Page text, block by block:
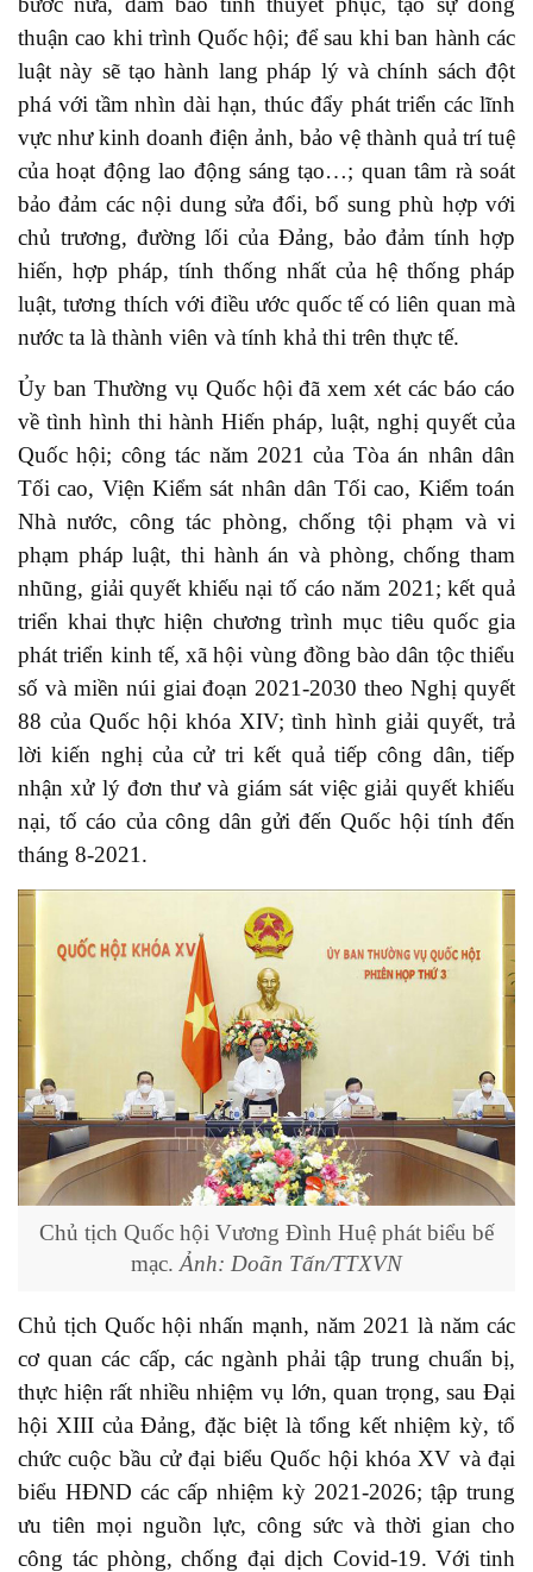
thuận cao khi trình Quốc hội; để sau khi ban hành các
luật này sẽ tạo hành lang pháp lý và chính sách đột
phá với tầm nhìn dài hạn, thúc đẩy phát triển các lĩnh
vực như kinh doanh điện ảnh, bảo vệ thành quả trí tuệ
của hoạt động lao động sáng tạo…; quan tâm rà soát
bảo đảm các nội dung sửa đổi, bổ sung phù hợp với
chủ trương, đường lối của Đảng, bảo đảm tính hợp
hiến, hợp pháp, tính thống nhất của hệ thống pháp
luật, tương thích với điều ước quốc tế có liên quan mà
nước ta là thành viên và tính khả thi trên thực tế.
Ủy ban Thường vụ Quốc hội đã xem xét các báo cáo
về tình hình thi hành Hiến pháp, luật, nghị quyết của
Quốc hội; công tác năm 2021 của Tòa án nhân dân
Tối cao, Viện Kiểm sát nhân dân Tối cao, Kiểm toán
Nhà nước, công tác phòng, chống tội phạm và vi
phạm pháp luật, thi hành án và phòng, chống tham
nhũng, giải quyết khiếu nại tố cáo năm 2021; kết quả
triển khai thực hiện chương trình mục tiêu quốc gia
phát triển kinh tế, xã hội vùng đồng bào dân tộc thiểu
số và miền núi giai đoạn 2021-2030 theo Nghị quyết
88 của Quốc hội khóa XIV; tình hình giải quyết, trả
lời kiến nghị của cử tri kết quả tiếp công dân, tiếp
nhận xử lý đơn thư và giám sát việc giải quyết khiếu
nại, tố cáo của công dân gửi đến Quốc hội tính đến
tháng 8-2021.
Chủ tịch Quốc hội Vương Đình Huệ phát biểu bế
mạc. Ảnh: Doãn Tấn/TTXVN
Chủ tịch Quốc hội nhấn mạnh, năm 2021 là năm các
cơ quan các cấp, các ngành phải tập trung chuẩn bị,
thực hiện rất nhiều nhiệm vụ lớn, quan trọng, sau Đại
hội XIII của Đảng, đặc biệt là tổng kết nhiệm kỳ, tổ
chức cuộc bầu cử đại biểu Quốc hội khóa XV và đại
biểu HĐND các cấp nhiệm kỳ 2021-2026; tập trung
ưu tiên mọi nguồn lực, công sức và thời gian cho
công tác phòng, chống đại dịch Covid-19. Với tinh